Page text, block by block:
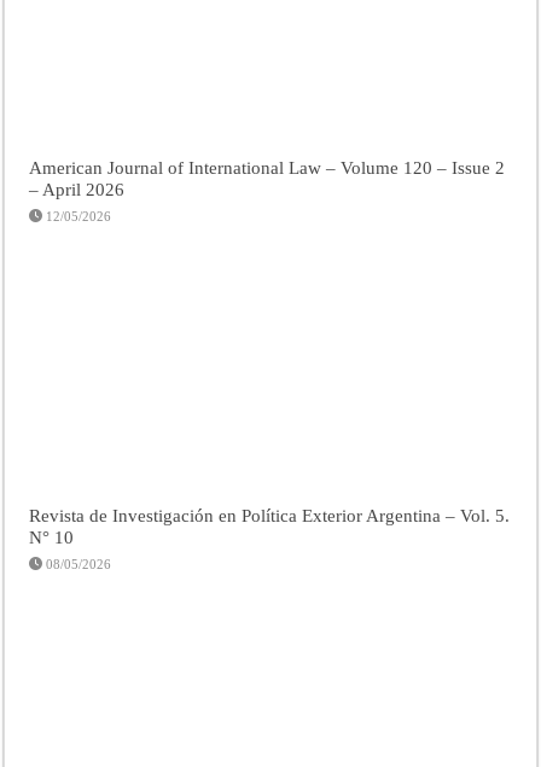
American Journal of International Law – Volume 120 – Issue 2
– April 2026
12/05/2026
Revista de Investigación en Política Exterior Argentina – Vol. 5.
N° 10
08/05/2026